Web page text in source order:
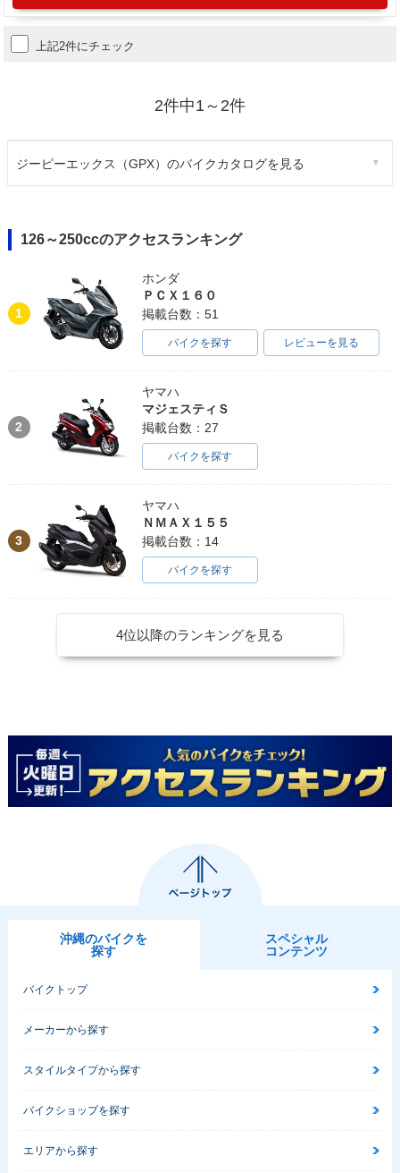
上記2件にチェック
2件中1～2件
ジーピーエックス（GPX）のバイクカタログを見る
126～250ccのアクセスランキング
1
ホンダ
ＰＣＸ１６０
掲載台数：51
バイクを探す レビューを見る
2
ヤマハ
マジェスティＳ
掲載台数：27
バイクを探す
3
ヤマハ
ＮＭＡＸ１５５
掲載台数：14
バイクを探す
4位以降のランキングを見る
沖縄のバイクを
探す
スペシャル
コンテンツ
バイクトップ
メーカーから探す
スタイルタイプから探す
バイクショップを探す
エリアから探す